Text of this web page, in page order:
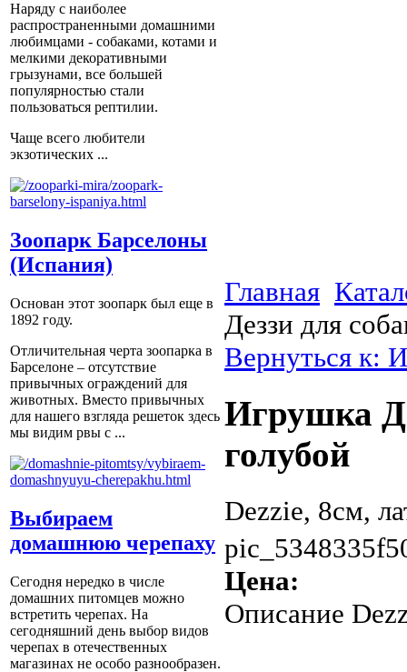
Наряду с наиболее
распространенными домашними
любимцами - собаками, котами и
мелкими декоративными
грызунами, все большей
популярностью стали
пользоваться рептилии.
Чаще всего любители
экзотических ...
Зоопарк Барселоны
(Испания)
Основан этот зоопарк был еще в
1892 году.
Отличительная черта зоопарка в
Барселоне – отсутствие
привычных ограждений для
животных. Вместо привычных
для нашего взгляда решеток здесь
мы видим рвы с ...
Выбираем
домашнюю черепаху
Сегодня нередко в числе
домашних питомцев можно
встретить черепах. На
сегодняшний день выбор видов
черепах в отечественных
магазинах не особо разнообразен.
Главная
Деззи для
Вернуться к:
Игрушка
голубой
Dezzie, 8см,
Цена:
Описание